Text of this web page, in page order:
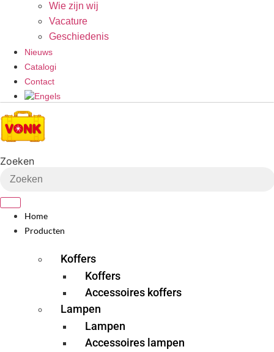
Wie zijn wij
Vacature
Geschiedenis
Nieuws
Catalogi
Contact
Zoeken
Home
Producten
Koffers
Koffers
Accessoires koffers
Lampen
Lampen
Accessoires lampen